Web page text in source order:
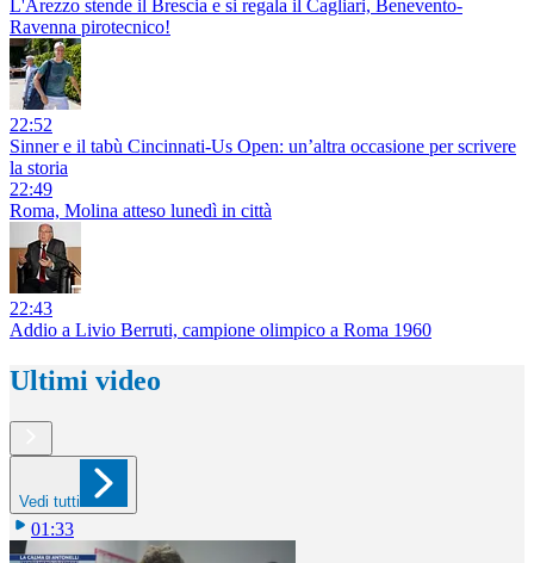
L'Arezzo stende il Brescia e si regala il Cagliari, Benevento-
Ravenna pirotecnico!
22:52
Sinner e il tabù Cincinnati-Us Open: un’altra occasione per scrivere
la storia
22:49
Roma, Molina atteso lunedì in città
22:43
Addio a Livio Berruti, campione olimpico a Roma 1960
Ultimi video
Vedi tutti
01:33